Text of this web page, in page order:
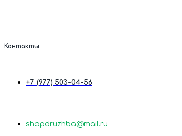
Контакты
+7 (977) 503-04-56
shopdruzhba@mail.ru